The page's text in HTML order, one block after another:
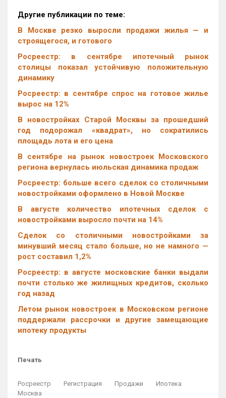
Другие публикации по теме:
В Москве резко выросли продажи жилья — и
строящегося, и готового
Росреестр: в сентябре ипотечный рынок
столицы показал устойчивую положительную
динамику
Росреестр: в сентябре спрос на готовое жилье
вырос на 12%
В новостройках Старой Москвы за прошедший
год подорожал «квадрат», но сократились
площадь лота и его цена
В сентябре на рынок новостроек Московского
региона вернулась июльская динамика продаж
Росреестр: больше всего сделок со столичными
новостройками оформлено в Новой Москве
В августе количество ипотечных сделок с
новостройками выросло почти на 14%
Cделок со столичными новостройками за
минувший месяц стало больше, но не намного —
рост составил 1,2%
Росреестр: в августе московские банки выдали
почти столько же жилищных кредитов, сколько
год назад
Летом рынок новостроек в Московском регионе
поддержали рассрочки и другие замещающие
ипотеку продукты
Печать
Росреестр Регистрация Продажи
Ипотека
Москва